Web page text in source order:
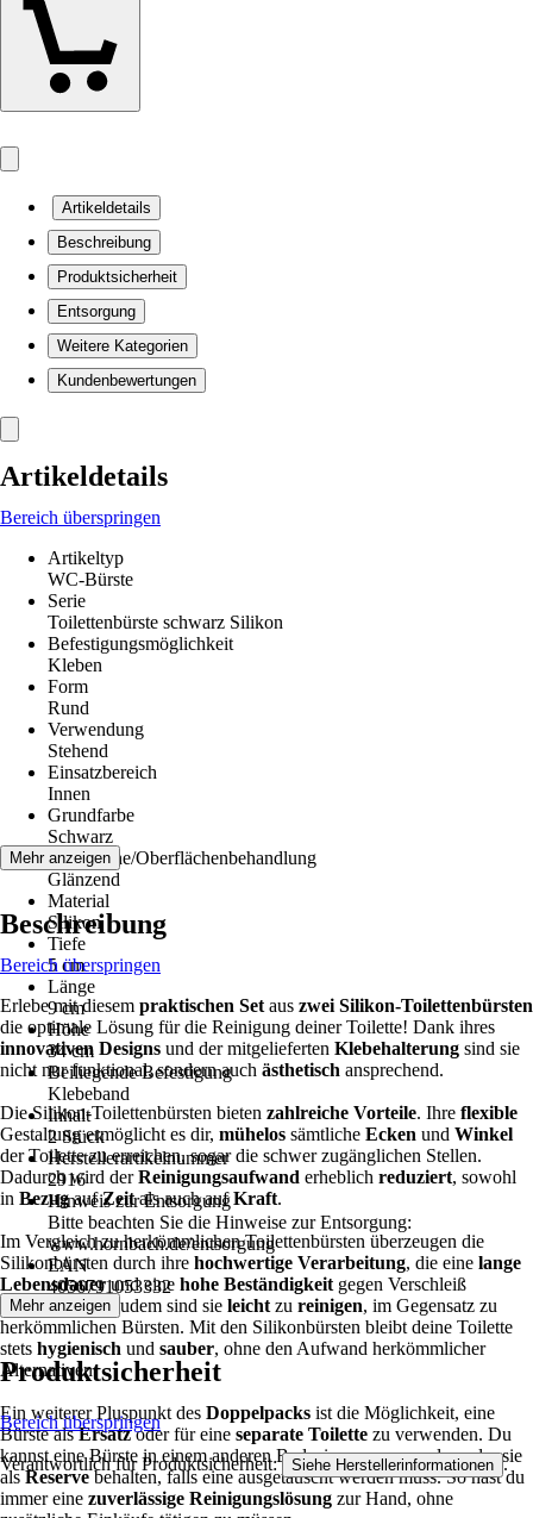
Artikeldetails
Beschreibung
Produktsicherheit
Entsorgung
Weitere Kategorien
Kundenbewertungen
Artikeldetails
Bereich überspringen
Artikeltyp
WC-Bürste
Serie
Toilettenbürste schwarz Silikon
Befestigungsmöglichkeit
Kleben
Form
Rund
Verwendung
Stehend
Einsatzbereich
Innen
Grundfarbe
Schwarz
Oberfläche/Oberflächenbehandlung
Glänzend
Material
Silikon
Tiefe
5 cm
Länge
9 cm
Höhe
34 cm
Beiliegende Befestigung
Klebeband
Inhalt
2 Stück
Herstellerartikelnummer
2916
Hinweis zur Entsorgung
Bitte beachten Sie die Hinweise zur Entsorgung:
www.hornbach.de/entsorgung
EAN
4056791053332
Mehr anzeigen
Beschreibung
Bereich überspringen
Erlebe mit diesem praktischen Set aus zwei Silikon-Toilettenbürsten
die optimale Lösung für die Reinigung deiner Toilette! Dank ihres
innovativen Designs und der mitgelieferten Klebehalterung sind sie
nicht nur funktional, sondern auch ästhetisch ansprechend.
Die Silikon-Toilettenbürsten bieten zahlreiche Vorteile. Ihre flexible
Gestaltung ermöglicht es dir, mühelos sämtliche Ecken und Winkel
der Toilette zu erreichen, sogar die schwer zugänglichen Stellen.
Dadurch wird derReinigungsaufwand erheblich reduziert, sowohl
in BezugaufZeitals auch aufKraft.
Im Vergleich zu herkömmlichen Toilettenbürsten überzeugen die
Silikonbürsten durch ihre hochwertige Verarbeitung, die eine lange
Lebensdauerund eine hohe Beständigkeit gegen Verschleiß
gewährleistet. Zudem sind sie leicht zu reinigen, im Gegensatz zu
herkömmlichen Bürsten. Mit den Silikonbürsten bleibt deine Toilette
stets hygienisch und sauber, ohne den Aufwand herkömmlicher
Alternativen.
Ein weiterer Pluspunkt des Doppelpacks ist die Möglichkeit, eine
Bürste alsErsatzoder für eine separate Toilette zu verwenden. Du
kannst eine Bürste in einem anderen Badezimmer verwenden oder sie
alsReservebehalten, falls eine ausgetauscht werden muss. So hast du
immer eine zuverlässige Reinigungslösung zur Hand, ohne
Mehr anzeigen
Produktsicherheit
Bereich überspringen
Verantwortlich für Produktsicherheit: Siehe Herstellerinformationen .